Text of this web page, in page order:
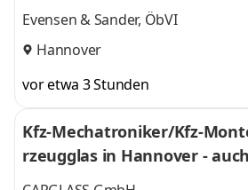
Evensen & Sander, ÖbVI
Hannover
vor etwa 3 Stunden
Kfz-Mechatroniker/Kfz-
rzeugglas in Hannover -
g - 136